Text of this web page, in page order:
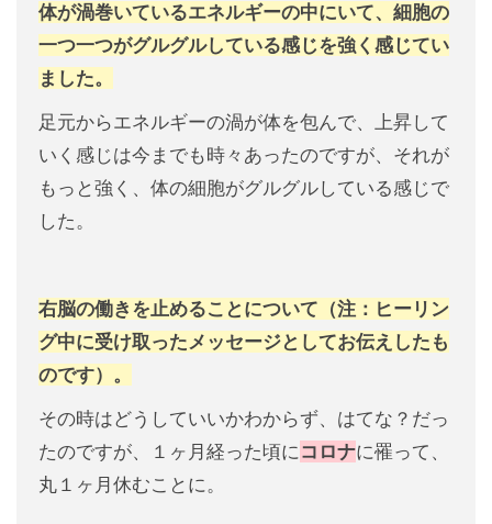
体が渦巻いているエネルギーの中にいて、細胞の
一つ一つがグルグルしている感じを強く感じてい
ました。
足元からエネルギーの渦が体を包んで、上昇して
いく感じは今までも時々あったのですが、それが
もっと強く、体の細胞がグルグルしている感じで
した。
右脳の働きを止めることについて（注：ヒーリン
グ中に受け取ったメッセージとしてお伝えしたも
のです）。
その時はどうしていいかわからず、はてな？だっ
たのですが、１ヶ月経った頃にコロナに罹って、
丸１ヶ月休むことに。